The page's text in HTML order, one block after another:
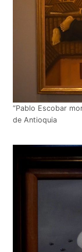
“Pablo Escobar
de Antioquia